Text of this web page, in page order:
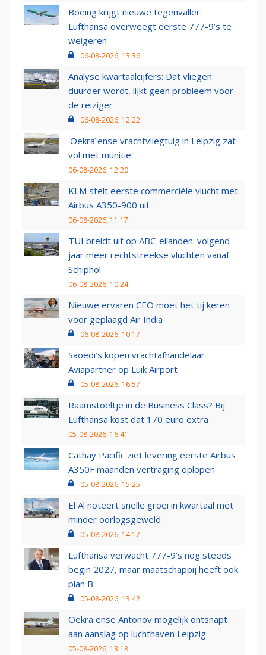
Boeing krijgt nieuwe tegenvaller:
Lufthansa overweegt eerste 777-9’s te
weigeren
06-08-2026, 13:36
Analyse kwartaalcijfers: Dat vliegen
duurder wordt, lijkt geen probleem voor
de reiziger
06-08-2026, 12:22
'Oekraïense vrachtvliegtuig in Leipzig zat
vol met munitie'
06-08-2026, 12:20
KLM stelt eerste commerciële vlucht met
Airbus A350-900 uit
06-08-2026, 11:17
TUI breidt uit op ABC-eilanden: volgend
jaar meer rechtstreekse vluchten vanaf
Schiphol
06-08-2026, 10:24
Nieuwe ervaren CEO moet het tij keren
voor geplaagd Air India
06-08-2026, 10:17
Saoedi’s kopen vrachtafhandelaar
Aviapartner op Luik Airport
05-08-2026, 16:57
Raamstoeltje in de Business Class? Bij
Lufthansa kost dat 170 euro extra
05-08-2026, 16:41
Cathay Pacific ziet levering eerste Airbus
A350F maanden vertraging oplopen
05-08-2026, 15:25
El Al noteert snelle groei in kwartaal met
minder oorlogsgeweld
05-08-2026, 14:17
Lufthansa verwacht 777-9’s nog steeds
begin 2027, maar maatschappij heeft ook
plan B
05-08-2026, 13:42
Oekraïense Antonov mogelijk ontsnapt
aan aanslag op luchthaven Leipzig
05-08-2026, 13:18